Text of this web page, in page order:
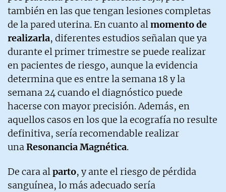
también en las que tengan lesiones completas
de la pared uterina. En cuanto almomento de
realizarla, diferentes estudios señalan que ya
durante el primer trimestre se puede realizar
en pacientes de riesgo, aunque la evidencia
determina que es entre la semana 18 y la
semana 24 cuando el diagnóstico puede
hacerse con mayor precisión. Además, en
aquellos casos en los que la ecografía no resulte
definitiva, sería recomendable realizar
unaResonancia Magnética.
De cara alparto, y ante el riesgo de pérdida
sanguínea, lo más adecuado sería